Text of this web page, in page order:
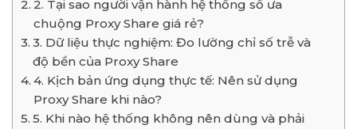
2. Tại sao người vận hành hệ thống số ưa
chuộng Proxy Share giá rẻ?
3. Dữ liệu thực nghiệm: Đo lường chỉ số trễ và
độ bền của Proxy Share
4. Kịch bản ứng dụng thực tế: Nên sử dụng
Proxy Share khi nào?
5. Khi nào hệ thống không nên dùng và phải